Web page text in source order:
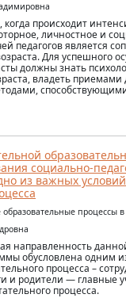
когда происходит
личностное и
педагогов является
Для успешного
должны знать
владеть приемами
социально-
из важных
процессы
направленность
обусловлена одним
процесса –
и родители — главные
процесса.